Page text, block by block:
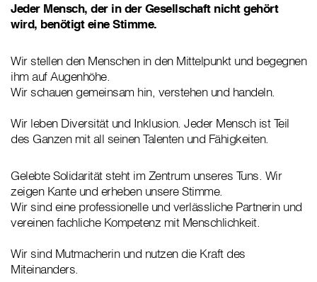
Jeder Mensch, der in der Gesellschaft nicht gehört
wird, benötigt eine Stimme.
Wir stellen den Menschen in den Mittelpunkt und begegnen
ihm auf Augenhöhe.
Wir schauen gemeinsam hin, verstehen und handeln.
Wir leben Diversität und Inklusion. Jeder Mensch ist Teil
des Ganzen mit all seinen Talenten und Fähigkeiten.
Gelebte Solidarität steht im Zentrum unseres Tuns. Wir
zeigen Kante und erheben unsere Stimme.
Wir sind eine professionelle und verlässliche Partnerin und
vereinen fachliche Kompetenz mit Menschlichkeit.
Wir sind Mutmacherin und nutzen die Kraft des
Miteinanders.